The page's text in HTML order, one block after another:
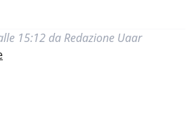
15:12 da Redazione Uaar